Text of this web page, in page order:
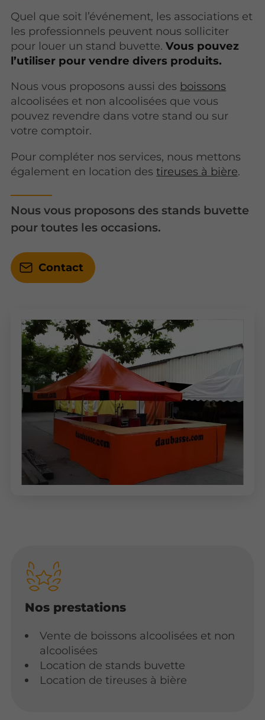
Quel que soit l’événement, les associations et
les professionnels peuvent nous solliciter
pour louer un stand buvette.Vous pouvez
l’utiliser pour vendre divers produits.
Nous vous proposons aussi des boissons
alcoolisées et non alcoolisées que vous
pouvez revendre dans votre stand ou sur
votre comptoir.
Pour compléter nos services, nous mettons
également en location destireuses à bière.
Nous vous proposons des stands buvette
pour toutes les occasions.
Contact
Nos prestations
Vente de boissons alcoolisées et non
alcoolisées
Location de stands buvette
Location de tireuses à bière